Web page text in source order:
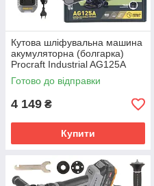
Кутова шліфувальна машина
акумуляторна (болгарка)
Procraft Industrial AG125A
Сумка
Готово до відправки
4 149 ₴
Купити